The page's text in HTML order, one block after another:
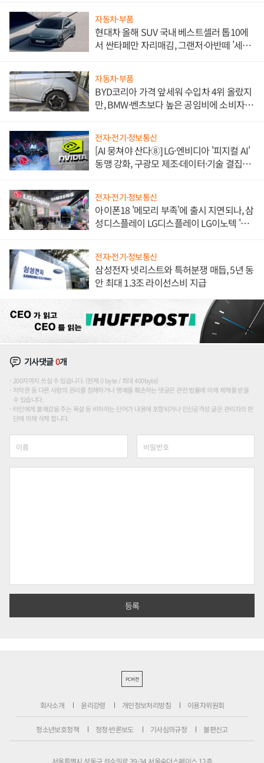
자동차·부품
현대차 올해 SUV 국내 베스트셀러 톱10에
서 싼타페만 자리매김, 그랜저·아반떼 '세단
자동차·부품
BYD코리아 가격 앞세워 수입차 4위 올랐지
만, BMW·벤츠보다 높은 공임비에 소비자
전자·전기·정보통신
[AI 뭉쳐야 산다⑧] LG·엔비디아 '피지컬 AI'
동맹 강화, 구광모 제조·데이터·기술 결집
전자·전기·정보통신
아이폰18 '메모리 부족'에 출시 지연되나, 삼
성디스플레이 LG디스플레이 LG이노텍 '탈
전자·전기·정보통신
삼성전자 넷리스트와 특허분쟁 매듭, 5년 동
안 최대 1.3조 라이선스비 지급
기사댓글0개
200자까지 쓰실 수 있습니다. (현재 0 byte / 최대 400byte)
저작권 등 다른 사람의 권리를 침해하거나 명예를 훼손하는 댓글은 관련 법률에 의해 제재를 받을
수 있습니다.
타인에게 불쾌감을 주는 욕설 등 비하하는 단어가 내용에 포함되거나 인신공격성 글은 관리자의 판
단에 의해 삭제 합니다.
PC버전
회사소개 윤리강령 개인정보처리방침 이용자위원회
청소년보호정책 정정·반론보도 기사심의규정 불편신고